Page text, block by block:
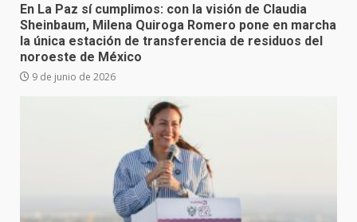
En La Paz sí cumplimos: con la visión de Claudia
Sheinbaum, Milena Quiroga Romero pone en marcha
la única estación de transferencia de residuos del
noroeste de México
9 de junio de 2026